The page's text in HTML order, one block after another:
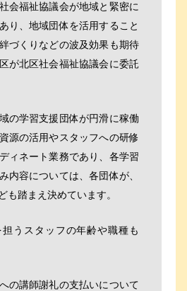
会福祉協議会が地域と緊密に
り、地域団体を活用すること
づくりなどの波及効果も期待
が北区社会福祉協議会に委託
の学習支援団体が円滑に稼働
源の活用やスタッフへの研修
ィネート業務であり、各学習
内容については、各団体が、
も踏まえ決めています。
担うスタッフの年齢や職種も
の講師謝礼の支払いについて